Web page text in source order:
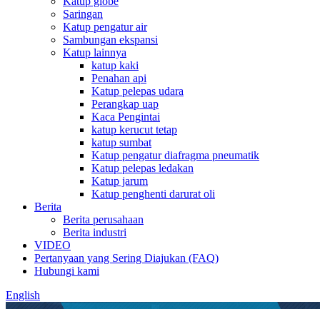
Saringan
Katup pengatur air
Sambungan ekspansi
Katup lainnya
katup kaki
Penahan api
Katup pelepas udara
Perangkap uap
Kaca Pengintai
katup kerucut tetap
katup sumbat
Katup pengatur diafragma pneumatik
Katup pelepas ledakan
Katup jarum
Katup penghenti darurat oli
Berita
Berita perusahaan
Berita industri
VIDEO
Pertanyaan yang Sering Diajukan (FAQ)
Hubungi kami
English